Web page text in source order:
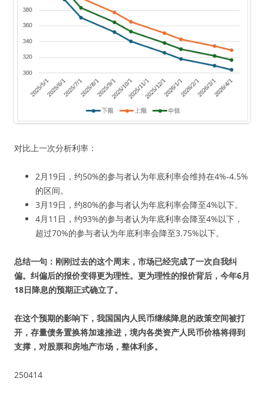
对比上一次分析利率：
2月19日，约50%的参与者认为年底利率会维持在4%-4.5%
的区间。
3月19日，约80%的参与者认为年底利率会降至4%以下。
4月11日，约93%的参与者认为年底利率会降至4%以下，
超过70%的参与者认为年底利率会降至3.75%以下。
总结一句：刚刚过去的这个周末，市场已经完成了一次自我纠
偏。纠偏后的报价变得更为理性。更为理性的报价背后，今年6月
18日降息的预期正式确立了。
在这个预期的影响下，我国国内人民币继续降息的政策空间被打
开，存量债务置换将加速推进，境内各类资产人民币价格将得到
支撑，对股票和房地产市场，整体利多。
250414